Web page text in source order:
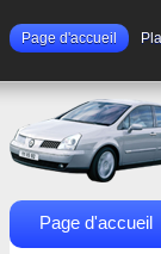
Page d'accueil
Page d'accueil